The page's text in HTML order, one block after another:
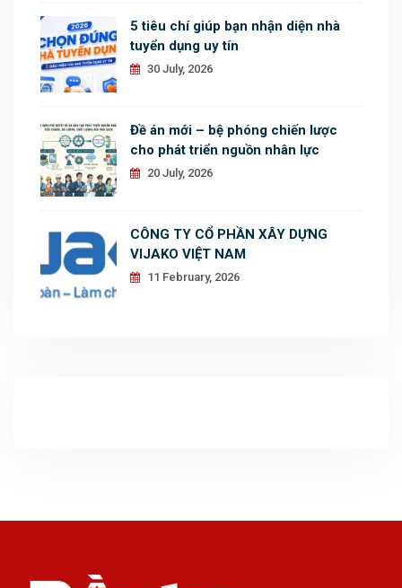
5 tiêu chí giúp bạn nhận diện nhà
tuyển dụng uy tín
30 July, 2026
Đề án mới – bệ phóng chiến lược
cho phát triển nguồn nhân lực
20 July, 2026
CÔNG TY CỔ PHẦN XÂY DỰNG
VIJAKO VIỆT NAM
11 February, 2026